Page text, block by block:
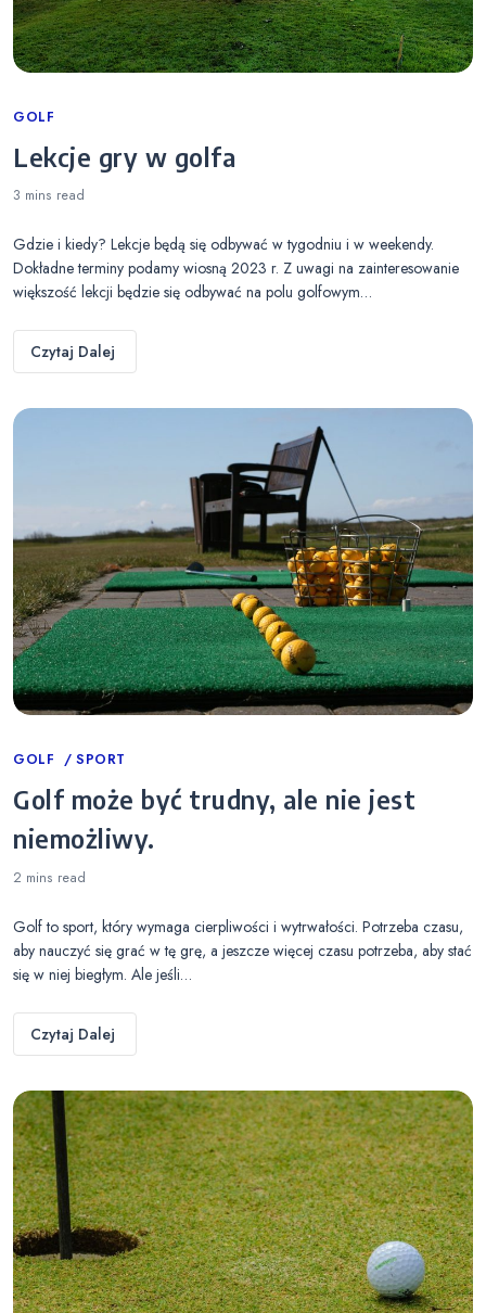
Categories
GOLF
Lekcje gry w golfa
3 mins read
Gdzie i kiedy? Lekcje będą się odbywać w tygodniu i w weekendy.
Dokładne terminy podamy wiosną 2023 r. Z uwagi na zainteresowanie
większość lekcji będzie się odbywać na polu golfowym…
Czytaj Dalej
Categories
GOLF SPORT
Golf może być trudny, ale nie jest
niemożliwy.
2 mins read
Golf to sport, który wymaga cierpliwości i wytrwałości. Potrzeba czasu,
aby nauczyć się grać w tę grę, a jeszcze więcej czasu potrzeba, aby stać
się w niej biegłym. Ale jeśli…
Czytaj Dalej